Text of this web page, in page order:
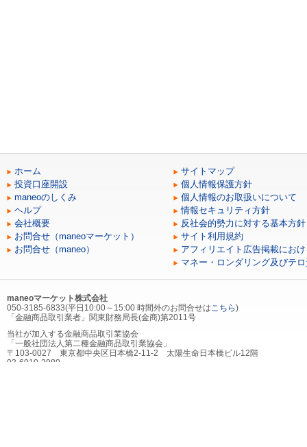
ホーム
投資口座開設
maneoのしくみ
ヘルプ
会社概要
お問合せ（maneoマーケット）
お問合せ（maneo）
サイトマップ
個人情報保護方針
個人情報のお取扱いについて
情報セキュリティ方針
反社会的勢力に対する基本方針
サイト利用規約
アフィリエイト広告掲載にお
マネー・ロンダリング及びテ
maneoマーケット株式会社
050-3185-6833(平日10:00～15:00 時間外のお問合せはこちら)
「金融商品取引業者」関東財務局長(金商)第2011号
当社が加入する金融商品取引業協会
「一般社団法人第二種金融商品取引業協会」
〒103-0027 東京都中央区日本橋2-11-2 太陽生命日本橋ビル12階
03-6910-3980